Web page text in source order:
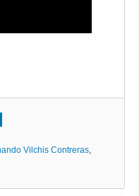
Vilchis Contreras,